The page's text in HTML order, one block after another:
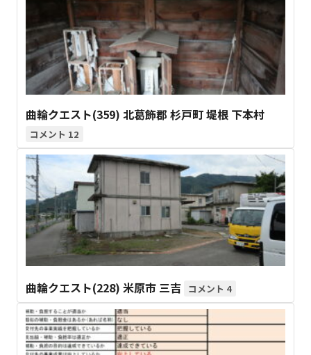
曲輪クエスト(359) 北葛飾郡 杉戸町 堤根 下本村
12
曲輪クエスト(228) 米原市 三吉 4